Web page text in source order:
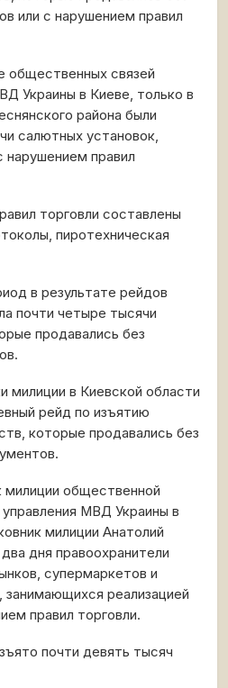
или с нарушением правил
общественных связей
Украины в Киеве, только в
района были
салютных установок,
нарушением правил
торговли составлены
пиротехническая
в результате рейдов
почти четыре тысячи
продавались без
милиции в Киевской области
рейд по изъятию
которые продавались без
милиции общественной
управления МВД Украины в
милиции Анатолий
дня правоохранители
супермаркетов и
занимающихся реализацией
правил торговли.
почти девять тысяч